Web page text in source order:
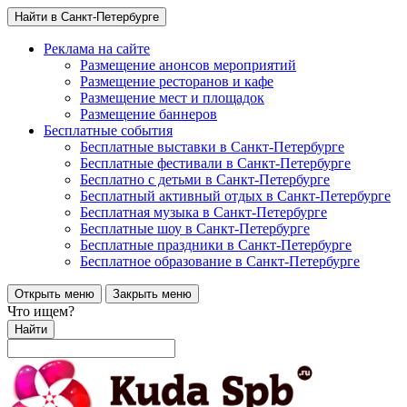
Найти в Санкт-Петербурге
Реклама на сайте
Размещение анонсов мероприятий
Размещение ресторанов и кафе
Размещение мест и площадок
Размещение баннеров
Бесплатные события
Бесплатные выставки в Санкт-Петербурге
Бесплатные фестивали в Санкт-Петербурге
Бесплатно с детьми в Санкт-Петербурге
Бесплатный активный отдых в Санкт-Петербурге
Бесплатная музыка в Санкт-Петербурге
Бесплатные шоу в Санкт-Петербурге
Бесплатные праздники в Санкт-Петербурге
Бесплатное образование в Санкт-Петербурге
Открыть меню Закрыть меню
Что ищем?
Найти